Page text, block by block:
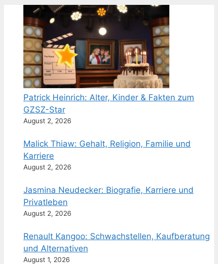
Patrick Heinrich: Alter, Kinder & Fakten zum
GZSZ-Star
August 2, 2026
Malick Thiaw: Gehalt, Religion, Familie und
Karriere
August 2, 2026
Jasmina Neudecker: Biografie, Karriere und
Privatleben
August 2, 2026
Renault Kangoo: Schwachstellen, Kaufberatung
und Alternativen
August 1, 2026